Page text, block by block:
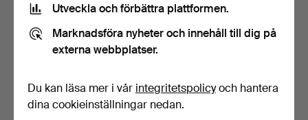
OLE WANSCHER. Soffa för
Cado.
5 dagar
Värdering
Bevaka sökning
Utveckla och förbättra plattformen.
Marknadsföra nyheter och innehåll till dig på
externa webbplatser.
Du kan läsa mer i vår integritetspolicyoch hantera
dina cookieinställningar nedan.